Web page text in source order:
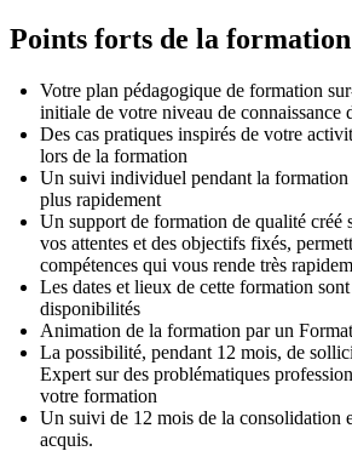
Points forts de la formation
Votre plan pédagogique de formation
initiale de votre niveau de connaissance
Des cas pratiques inspirés de votre
lors de la formation
Un suivi individuel pendant la formation
plus rapidement
Un support de formation de qualité créé
vos attentes et des objectifs fixés,
compétences qui vous rende très
Les dates et lieux de cette formation
disponibilités
Animation de la formation par un
La possibilité, pendant 12 mois, de
Expert sur des problématiques
votre formation
Un suivi de 12 mois de la consolidation
acquis.